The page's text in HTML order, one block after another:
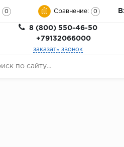
0 Сравнение: 0
8 (800) 550-46-50
+79132066000
заказать звонок